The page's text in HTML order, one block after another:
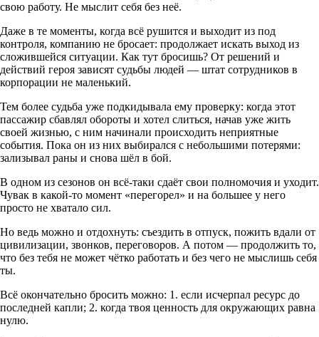
свою работу. Не мыслит себя без неё.
Даже в те моменты, когда всё рушится и выходит из под
контроля, компанию не бросает: продолжает искать выход из
сложившейся ситуации. Как тут бросишь? От решений и
действий героя зависят судьбы людей — штат сотрудников в
корпорации не маленький.
Тем более судьба уже подкидывала ему проверку: когда этот
пассажир сбавлял обороты и хотел слиться, начав уже жить
своей жизнью, с ним начинали происходить неприятные
события. Пока он из них выбирался с небольшими потерями:
зализывал раны и снова шёл в бой.
В одном из сезонов он всё-таки сдаёт свои полномочия и уходит.
Чувак в какой-то момент «перегорел» и на большее у него
просто не хватало сил.
Но ведь можно и отдохнуть: съездить в отпуск, пожить вдали от
цивилизации, звонков, переговоров. А потом — продолжить то,
что без тебя не может чётко работать и без чего не мыслишь себя
ты.
Всё окончательно бросить можно: 1. если исчерпал ресурс до
последней капли; 2. когда твоя ценность для окружающих равна
нулю.